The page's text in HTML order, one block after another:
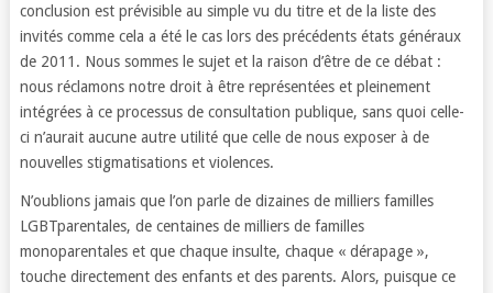
conclusion est prévisible au simple vu du titre et de la liste des
invités comme cela a été le cas lors des précédents états généraux
de 2011. Nous sommes le sujet et la raison d’être de ce débat :
nous réclamons notre droit à être représentées et pleinement
intégrées à ce processus de consultation publique, sans quoi celle-
ci n’aurait aucune autre utilité que celle de nous exposer à de
nouvelles stigmatisations et violences.
N’oublions jamais que l’on parle de dizaines de milliers familles
LGBTparentales, de centaines de milliers de familles
monoparentales et que chaque insulte, chaque « dérapage »,
touche directement des enfants et des parents. Alors, puisque ce